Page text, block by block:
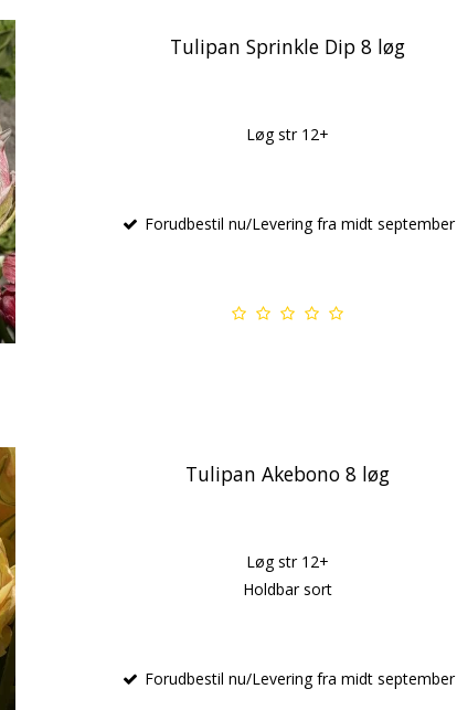
Tulipan Sprinkle Dip 8 løg
Løg str 12+
Forudbestil nu/Levering fra midt september
Tulipan Akebono 8 løg
Løg str 12+
Holdbar sort
Forudbestil nu/Levering fra midt september